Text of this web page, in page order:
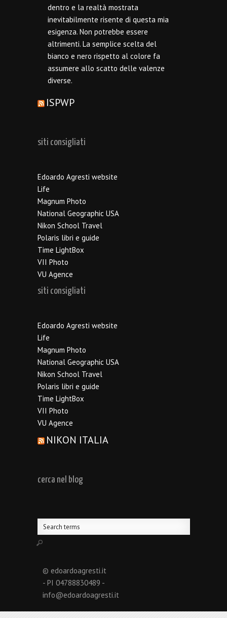
dentro e la realtà mostrata
inevitabilmente risente di questa mia
esigenza. Non potrebbe essere
altrimenti. La semplice scelta del
bianco e nero rispetto al colore fa
assumere allo scatto delle valenze
diverse.
ISPWP
siti consigliati
Edoardo Agresti website
Life
Magnum Photo
National Geographic USA
Nikon School Travel
Polaris libri e guide
Time LightBox
VII Photo
VU Agence
siti consigliati
Edoardo Agresti website
Life
Magnum Photo
National Geographic USA
Nikon School Travel
Polaris libri e guide
Time LightBox
VII Photo
VU Agence
NIKON ITALIA
cerca nel blog
© edoardoagresti.it
- PI 04788830489 -
info@edoardoagresti.it